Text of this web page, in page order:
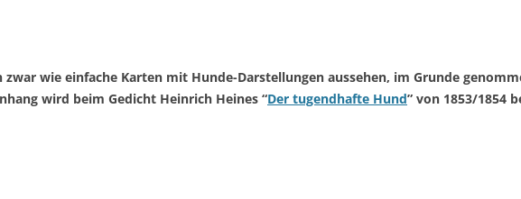
wie einfache Karten mit Hunde-Darstellungen aussehen, im Grunde
wird beim Gedicht Heinrich Heines “Der tugendhafte Hund” von 1853/1854